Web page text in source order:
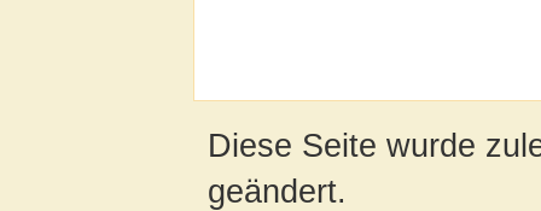
Diese Seite wurde
geändert.